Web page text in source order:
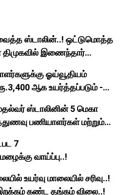
ஸ்டாலின்..! ஒட்டுமொத்த
இணைந்தார்
ஓய்வூதியம்
ஆக உயர்த்தப்படும் -
ஸ்டாலினின் 5 மெகா
பணியாளர்கள் மற்றும்
7
வாய்ப்பு..!
உயர்வு மாலையில் சரிவு..!
கண்ட தங்கம் விலை..!